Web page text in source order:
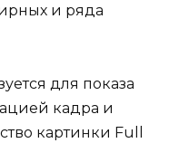
и ряда
для показа
кадра и
картинки Full